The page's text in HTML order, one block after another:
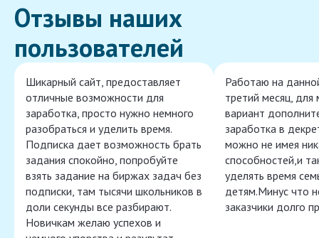
Отзывы наших
пользователей
Шикарный сайт, предоставляет
отличные возможности для
заработка, просто нужно немного
разобраться и уделить время.
Подписка дает возможность брать
задания спокойно, попробуйте
взять задание на биржах задач без
подписки, там тысячи школьников в
доли секунды все разбирают.
Новичкам желаю успехов и
Работаю на
третий месяц, для
вариант
заработка в
можно не имея
способностей,и
уделять время
детям.Минус что
заказчики долго